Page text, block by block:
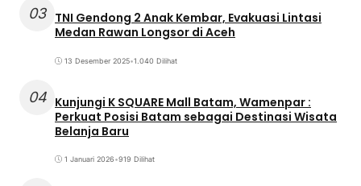
03 TNI Gendong 2 Anak Kembar, Evakuasi Lintasi
Medan Rawan Longsor di Aceh
13 Desember 2025•1.040 Dilihat
04 Kunjungi K SQUARE Mall Batam, Wamenpar :
Perkuat Posisi Batam sebagai Destinasi Wisata
Belanja Baru
1 Januari 2026•919 Dilihat